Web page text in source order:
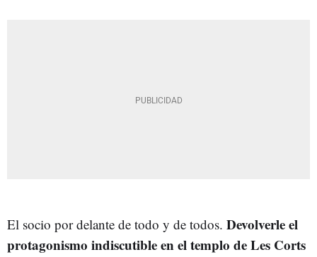
El socio por delante de todo y de todos. Devolverle el
protagonismo indiscutible en el templo de Les Corts